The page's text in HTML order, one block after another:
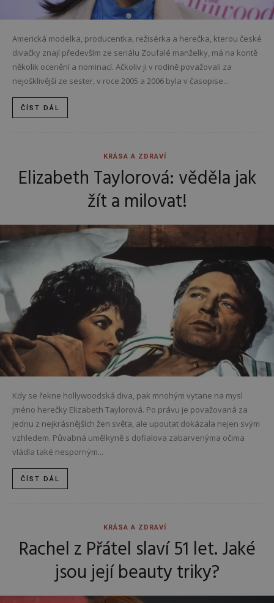
Americká modelka, producentka, režisérka a herečka, kterou české
divačky znají především ze seriálu Zoufalé manželky, má na kontě
několik ocenění a nominací. Ačkoliv ji v rodině považovali za
nejošklivější ze sester, v roce 2005 a 2006 byla v časopise...
ČÍST DÁL
KRÁSA A ZDRAVÍ
Elizabeth Taylorová: věděla jak
žít a milovat!
Kdy se řekne hollywoodská diva, pak mnohým vytane na mysl
jméno herečky Elizabeth Taylorová. Po právu je považovaná za
jednu z nejkrásnějších žen světa, ale upoutat dokázala nejen svým
vzhledem. Půvabná umělkyně s dofialova zabarvenýma očima
vládla také nesporným...
ČÍST DÁL
KRÁSA A ZDRAVÍ
Rachel z Přátel slaví 51 let. Jaké
jsou její beauty triky?